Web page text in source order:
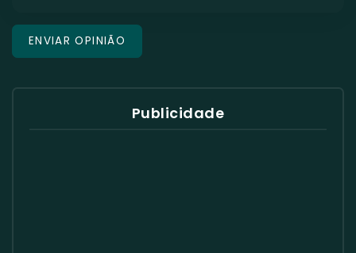
Publicidade